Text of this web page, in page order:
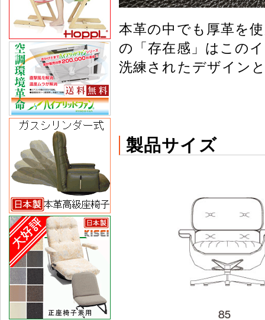
本革の中でも厚革を
の「存在感」はこの
洗練されたデザイン
製品サイズ